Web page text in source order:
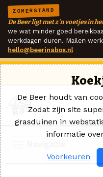
ZOMERSTAND
De Beer ligt met z'n voetjes in
we wat minder goed
werkdagen duren. Mailen
hello@beerinabox.nl
De Beer houdt van
Zodat zijn site
grasduinen in
informatie
Voorkeuren